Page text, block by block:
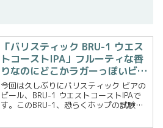
「バリスティック BRU-1 ウエス
トコーストIPA」フルーティな香
りなのにどこかラガーっぽいビー
ル
今回は久しぶりにバリスティック ビアの
ビール、BRU-1 ウエストコーストIPAで
す。このBRU-1、恐らくホップの試験名